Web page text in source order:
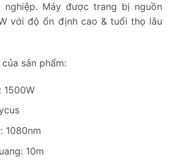
Máy được trang bị nguồn
với độ ổn định cao & tuổi thọ lâu
sản phẩm:
1500W
1080nm
10m